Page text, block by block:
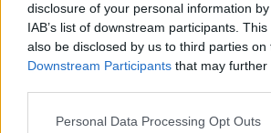
disclosure of your personal information
IAB’s list of downstream participants.
also be disclosed by us to third parties on
Downstream Participants that may
Please note that this website/app uses
Personal Data Processing Opt Outs
Notizie in tempo
Entra nel canale
GalluraOggi.it